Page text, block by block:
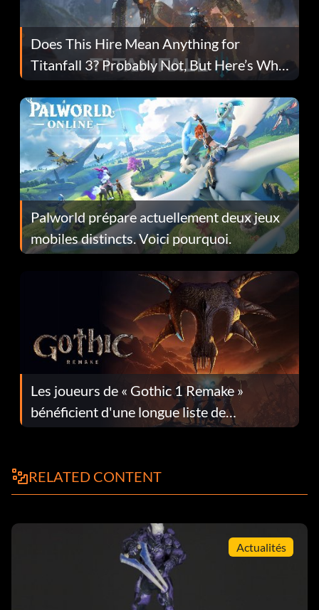
Does This Hire Mean Anything for
Titanfall 3? Probably Not, But Here’s Why
Fans Are Hopeful
Palworld prépare actuellement deux jeux
mobiles distincts. Voici pourquoi.
Les joueurs de « Gothic 1 Remake »
bénéficient d'une longue liste de
corrections dans la mise à jour 1.0.4
RELATED CONTENT
Actualités